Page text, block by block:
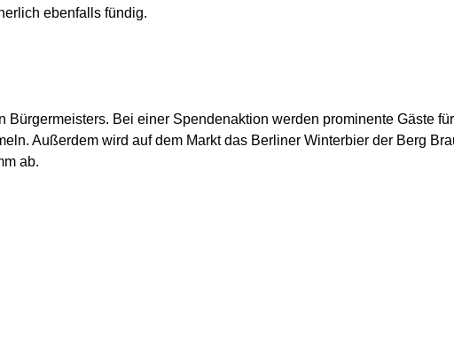
ebenfalls fündig.
Bürgermeisters. Bei einer Spendenaktion werden prominente Gäste
Außerdem wird auf dem Markt das Berliner Winterbier der Berg
ab.